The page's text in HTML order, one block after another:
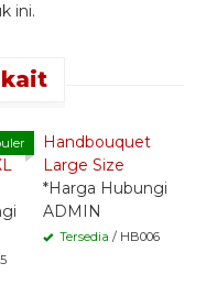
ini.
-
Handbouquet
Large Size
*Harga Hubungi
ADMIN
Tersedia / HB006